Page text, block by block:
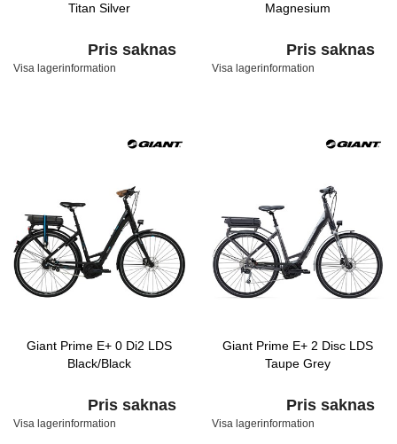
Titan Silver
Pris saknas
Visa lagerinformation
Magnesium
Pris saknas
Visa lagerinformation
Giant Prime E+ 0 Di2 LDS
Black/Black
Pris saknas
Visa lagerinformation
Giant Prime E+ 2 Disc LDS
Taupe Grey
Pris saknas
Visa lagerinformation